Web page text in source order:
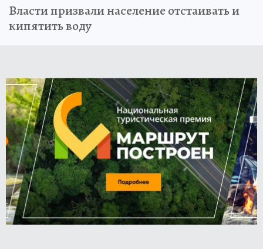
Власти призвали население отстаивать и
кипятить воду